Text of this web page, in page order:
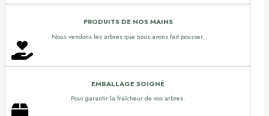
PRODUITS DE NOS MAINS
Nous vendons les arbres que nous avons fait pousser.
EMBALLAGE SOIGNÉ
Pour garantir la fraîcheur de vos arbres.